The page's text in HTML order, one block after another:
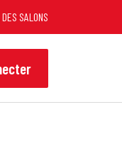
SALONS